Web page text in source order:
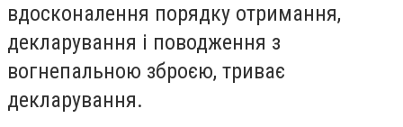
вдосконалення порядку отримання,
декларування і поводження з
вогнепальною зброєю, триває
декларування.